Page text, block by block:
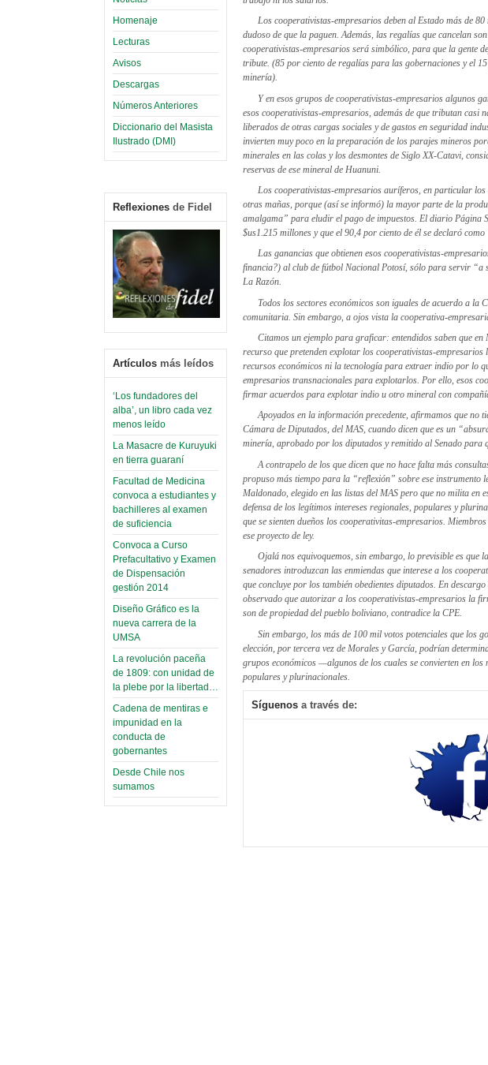
Homenaje
Lecturas
Avisos
Descargas
Números Anteriores
Diccionario del Masista
Ilustrado (DMI)
Reflexiones de Fidel
Artículos más leídos
‘Los fundadores del
alba’, un libro cada vez
menos leído
La Masacre de Kuruyuki
en tierra guaraní
Facultad de Medicina
convoca a estudiantes y
bachilleres al examen
de suficiencia
Convoca a Curso
Prefacultativo y Examen
de Dispensación
gestión 2014
Diseño Gráfico es la
nueva carrera de la
UMSA
La revolución paceña
de 1809: con unidad de
la plebe por la libertad…
Cadena de mentiras e
impunidad en la
conducta de
gobernantes
Desde Chile nos
sumamos
Los cooperativistas-empresarios deben al Estado más de
dudoso de que la paguen. Además, las regalías que cancelan
cooperativistas-empresarios será simbólico, para que la gente
tribute. (85 por ciento de regalías para las gobernaciones y el
minería).
Y en esos grupos de cooperativistas-empresarios algunos
esos cooperativistas-empresarios, además de que tributan casi
liberados de otras cargas sociales y de gastos en seguridad
invierten muy poco en la preparación de los parajes mineros
minerales en las colas y los desmontes de Siglo XX-Catavi,
reservas de ese mineral de Huanuni.
Los cooperativistas-empresarios auríferos, en particular
otras mañas, porque (así se informó) la mayor parte de la
amalgama” para eludir el pago de impuestos. El diario Página
$us1.215 millones y que el 90,4 por ciento de él se declaró
Las ganancias que obtienen esos cooperativistas-
financia?) al club de fútbol Nacional Potosí, sólo para servir
La Razón.
Todos los sectores económicos son iguales de acuerdo a
comunitaria. Sin embargo, a ojos vista la cooperativa-
Citamos un ejemplo para graficar: entendidos saben que
recurso que pretenden explotar los cooperativistas-
recursos económicos ni la tecnología para extraer indio por lo
empresarios transnacionales para explotarlos. Por ello, esos
firmar acuerdos para explotar indio u otro mineral con
Apoyados en la información precedente, afirmamos que no
Cámara de Diputados, del MAS, cuando dicen que es un
minería, aprobado por los diputados y remitido al Senado para
A contrapelo de los que dicen que no hace falta más
propuso más tiempo para la “reflexión” sobre ese
Maldonado, elegido en las listas del MAS pero que no milita
defensa de los legítimos intereses regionales, populares y
que se sienten dueños los cooperativitas-empresarios.
ese proyecto de ley.
Ojalá nos equivoquemos, sin embargo, lo previsible es que
senadores introduzcan las enmiendas que interese a los
que concluye por los también obedientes diputados. En
observado que autorizar a los cooperativistas-empresarios la
son de propiedad del pueblo boliviano, contradice la CPE.
Sin embargo, los más de 100 mil votos potenciales que los
elección, por tercera vez de Morales y García, podrían
grupos económicos —algunos de los cuales se convierten en
populares y plurinacionales.
Síguenos a través de: